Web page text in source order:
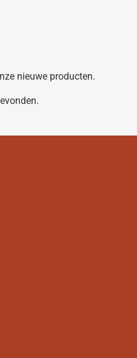
nieuwe producten.